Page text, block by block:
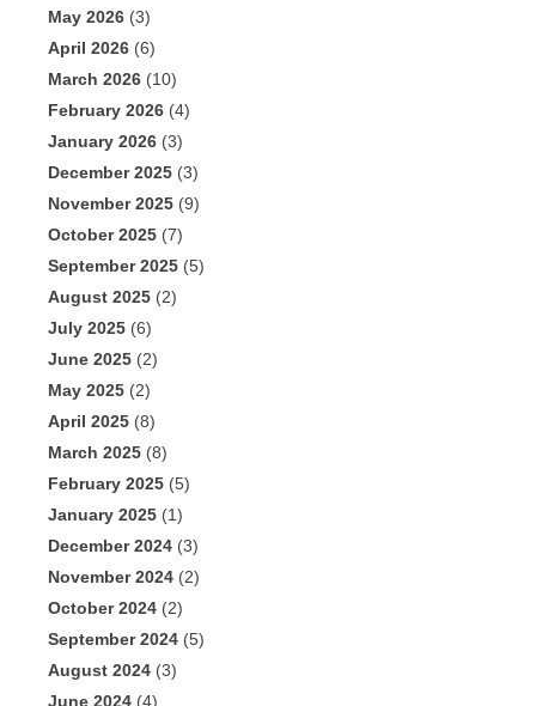
May 2026 (3)
April 2026 (6)
March 2026 (10)
February 2026 (4)
January 2026 (3)
December 2025 (3)
November 2025 (9)
October 2025 (7)
September 2025 (5)
August 2025 (2)
July 2025 (6)
June 2025 (2)
May 2025 (2)
April 2025 (8)
March 2025 (8)
February 2025 (5)
January 2025 (1)
December 2024 (3)
November 2024 (2)
October 2024 (2)
September 2024 (5)
August 2024 (3)
June 2024 (4)